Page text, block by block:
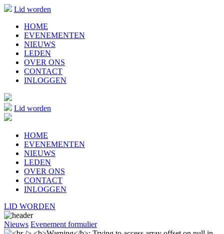
Lid worden
HOME
EVENEMENTEN
NIEUWS
LEDEN
OVER ONS
CONTACT
INLOGGEN
Lid worden
HOME
EVENEMENTEN
NIEUWS
LEDEN
OVER ONS
CONTACT
INLOGGEN
LID WORDEN
Nieuws Evenement formulier